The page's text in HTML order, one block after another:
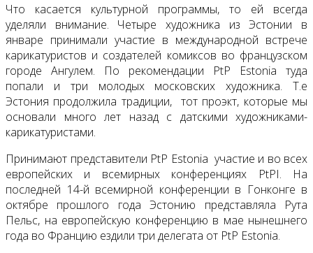
Что касается культурной программы, то ей всегда
уделяли внимание. Четыре художника из Эстонии в
январе принимали участие в международной встрече
карикатуристов и создателей комиксов во французском
городе Ангулем. По рекомендации PtP Estonia туда
попали и три молодых московских художника. Т.е
Эстония продолжила традиции, тот проэкт, которые мы
основали много лет назад с датскими художниками-
карикатуристами.
Принимают представители PtP Estonia участие и во всех
европейских и всемирных конференциях PtPI. На
последней 14-й всемирной конференции в Гонконге в
октябре прошлого года Эстонию представляла Рута
Пельс, на европейскую конференцию в мае нынешнего
года во Францию ездили три делегата от PtP Estonia.